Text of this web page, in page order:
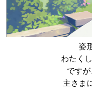
姿
わたく
です
主さま